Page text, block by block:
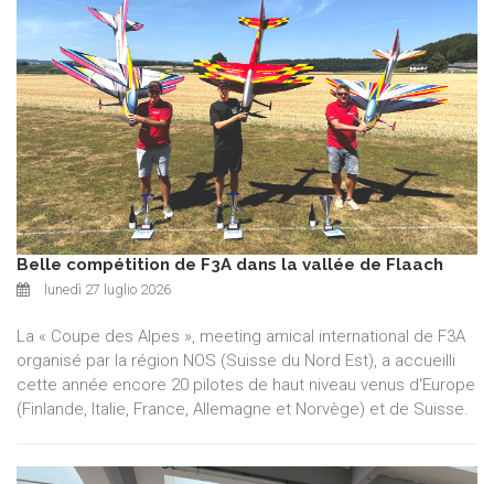
Belle compétition de F3A dans la vallée de Flaach
lunedì 27 luglio 2026
La « Coupe des Alpes », meeting amical international de F3A
organisé par la région NOS (Suisse du Nord Est), a accueilli
cette année encore 20 pilotes de haut niveau venus d'Europe
(Finlande, Italie, France, Allemagne et Norvège) et de Suisse.